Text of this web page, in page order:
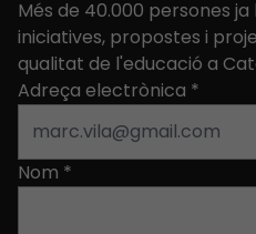
Més de 40.000 persones
iniciatives, propostes i
qualitat de l'educació a
Adreça electrònica *
Nom *